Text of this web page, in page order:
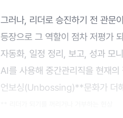
그러나, 리더로 승진하기 전 관문
등장으로 그 역할이 점차 저평가
자동화, 일정 정리, 보고, 성과 모
AI를 사용해 중간관리직을 현재
언보싱(Unbossing)**문화가 더